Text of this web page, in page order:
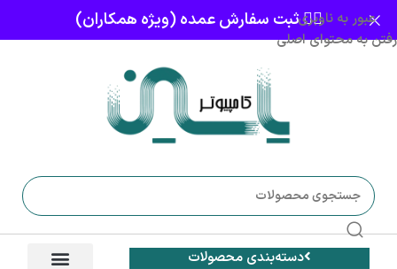
عبور به ناوبری
رفتن به محتوای اصلی
👈🏻 ثبت سفارش عمده (ویژه همکاران)
دسته‌بندی محصولات